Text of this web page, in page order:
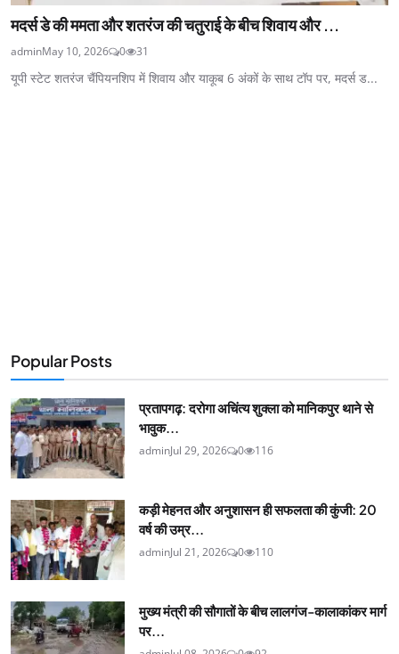
मदर्स डे की ममता और शतरंज की चतुराई के बीच शिवाय और ...
adminMay 10, 2026 0 31
यूपी स्टेट शतरंज चैंपियनशिप में शिवाय और याकूब 6 अंकों के साथ टॉप पर, मदर्स ड...
Popular Posts
प्रतापगढ़: दरोगा अचिंत्य शुक्ला को मानिकपुर थाने से
भावुक...
adminJul 29, 2026 0 116
कड़ी मेहनत और अनुशासन ही सफलता की कुंजी: 20
वर्ष की उम्र...
adminJul 21, 2026 0 110
मुख्य मंत्री की सौगातों के बीच लालगंज-कालाकांकर मार्ग
पर...